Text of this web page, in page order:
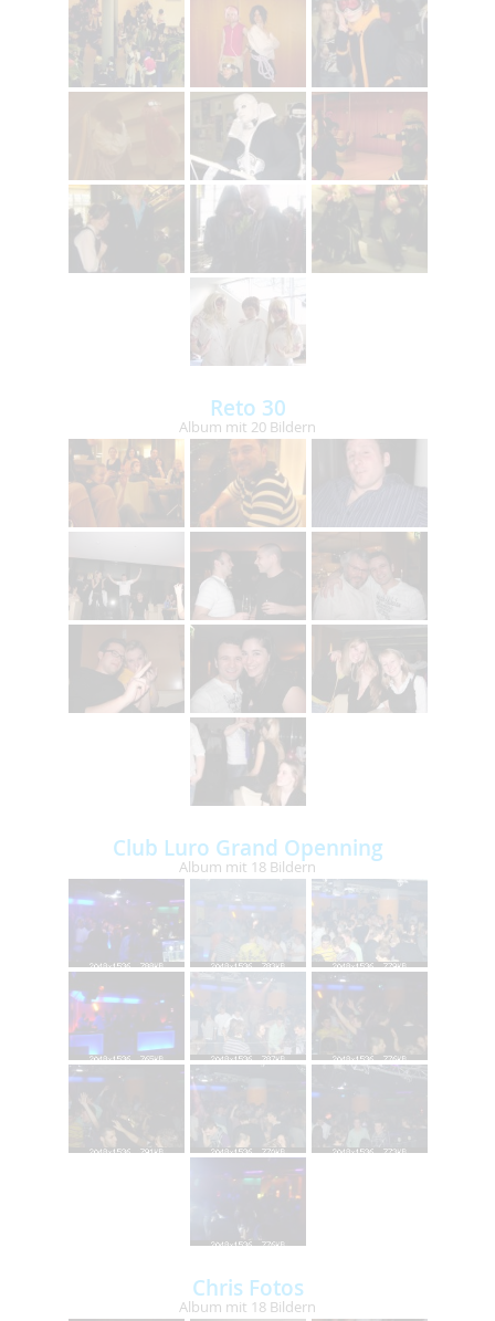
Reto 30
Album mit 20 Bildern
Club Luro Grand Openning
Album mit 18 Bildern
Chris Fotos
Album mit 18 Bildern